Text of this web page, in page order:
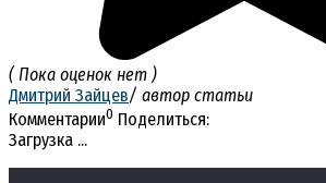
( Пока оценок нет )
Дмитрий Зайцев/ автор статьи
Комментарии0 Поделиться:
Загрузка ...